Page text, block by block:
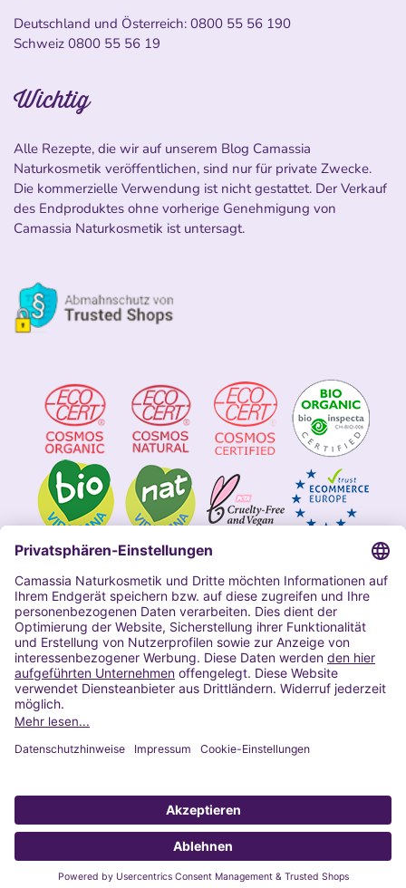
Deutschland und Österreich: 0800 55 56 190
Schweiz 0800 55 56 19
Wichtig
Alle Rezepte, die wir auf unserem Blog Camassia
Naturkosmetik veröffentlichen, sind nur für private Zwecke.
Die kommerzielle Verwendung ist nicht gestattet. Der Verkauf
des Endproduktes ohne vorherige Genehmigung von
Camassia Naturkosmetik ist untersagt.
Impressum
Allgemeine Geschäftsbedingungen
Datenschutzerklärung Camassia
Widerrufsbelehrung
Copyright 2020 | Alle Rechte vorbehalten
© 2022 Powered by Presta Shop™. All Rights Reserved